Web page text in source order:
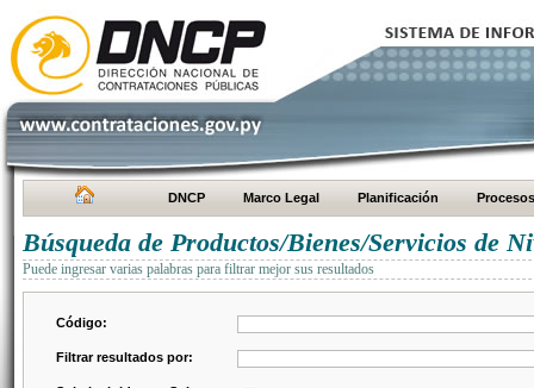
DNCP Marco Legal Planificación Procesos
Búsqueda de Productos/Bienes/Servicios de
Puede ingresar varias palabras para filtrar mejor sus resultados
Código:
Filtrar resultados por: